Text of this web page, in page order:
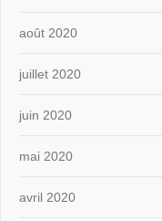
août 2020
juillet 2020
juin 2020
mai 2020
avril 2020